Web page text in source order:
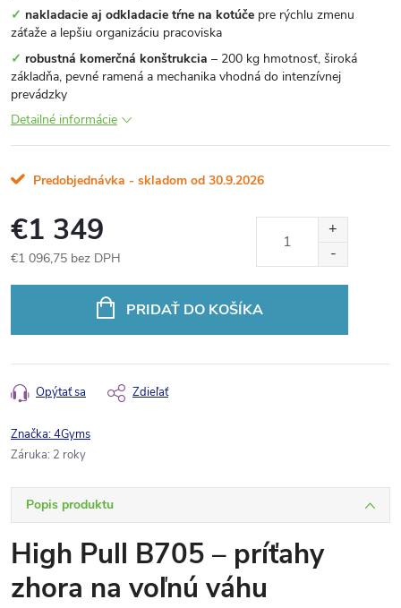
✓ nakladacie aj odkladacie tŕne na kotúče pre rýchlu zmenu
záťaže a lepšiu organizáciu pracoviska
✓ robustná komerčná konštrukcia – 200 kg hmotnosť, široká
základňa, pevné ramená a mechanika vhodná do intenzívnej
prevádzky
Detailné informácie
Predobjednávka - skladom od 30.9.2026
€1 349
€1 096,75 bez DPH
PRIDAŤ DO KOŠÍKA
Opýtať sa Zdieľať
Značka:4Gyms
Záruka: 2 roky
Popis produktu
High Pull B705 – príťahy
zhora na voľnú váhu